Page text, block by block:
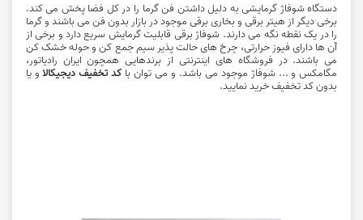
دستگاه شوفاژ گرمایشی به دلیل داشتن فن گرما را در کل فضا پخش می کند.
برخی دیگر از هیتر برقی و بخاری برقی موجود در بازار بدون فن می باشند و گرما
را در یک نقطه نگه می دارند. شوفاژ برقی قابلیت گرمایش سریع دارد و برخی از
آن ها دارای فیوز حرارتی، چرخ های حالت پذیر سیم جمع کن و حوله خشک کن
می باشند. در فروشگاه های اینترنتی از برندهایی همچون ایران رادیاتور،
مگامکس و ... شوفاژ موجود می باشد. و می توان با کد تخفیف دیجیکالا و یا
بدون کد تخفیف خرید نمایید.